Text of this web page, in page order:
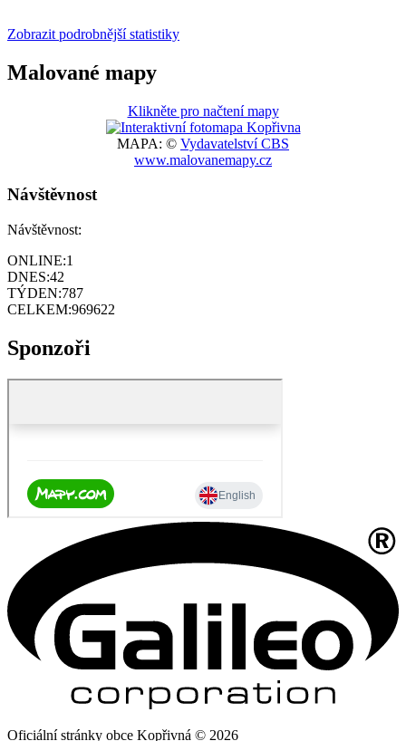
Zobrazit podrobnější statistiky
Malované mapy
Klikněte pro načtení mapy
MAPA: © Vydavatelství CBS
www.malovanemapy.cz
Návštěvnost
Návštěvnost:
ONLINE:1
DNES:42
TÝDEN:787
CELKEM:969622
Sponzoři
Oficiální stránky obce Kopřivná © 2026